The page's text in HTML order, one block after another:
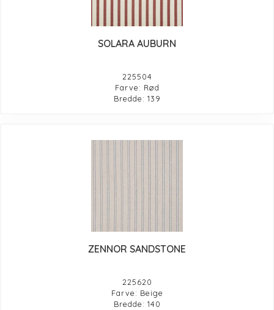
SOLARA AUBURN
225504
Farve: Rød
Bredde: 139
ZENNOR SANDSTONE
225620
Farve: Beige
Bredde: 140